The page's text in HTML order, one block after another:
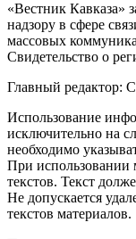
«Вестник Кавказа»
надзору в сфере
массовых
Свидетельство о
Главный редактор:
Использование
исключительно на
необходимо
При использовании
текстов. Текст
Не допускается
текстов материалов.